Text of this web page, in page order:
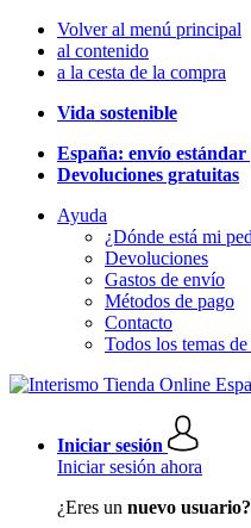
Volver al menú principal
al contenido
a la cesta de la compra
Vida sostenible
España: envío
Devoluciones gratuitas
Ayuda
¿Dónde está mi
Devoluciones
Gastos de envío
Métodos de pago
Contacto
Todos los temas
Iniciar sesión
Iniciar sesión ahora
¿Eres un nuevo usuario?